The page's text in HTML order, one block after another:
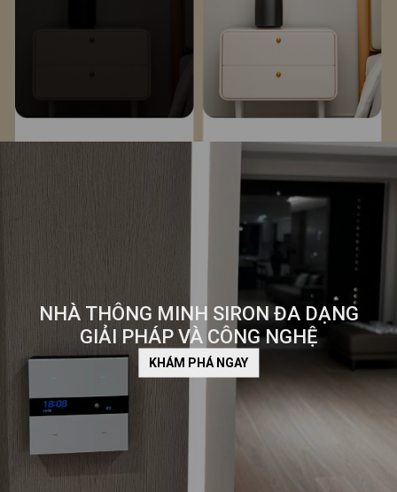
NHÀ THÔNG MINH SIRON ĐA DẠNG
GIẢI PHÁP VÀ CÔNG NGHỆ
KHÁM PHÁ NGAY